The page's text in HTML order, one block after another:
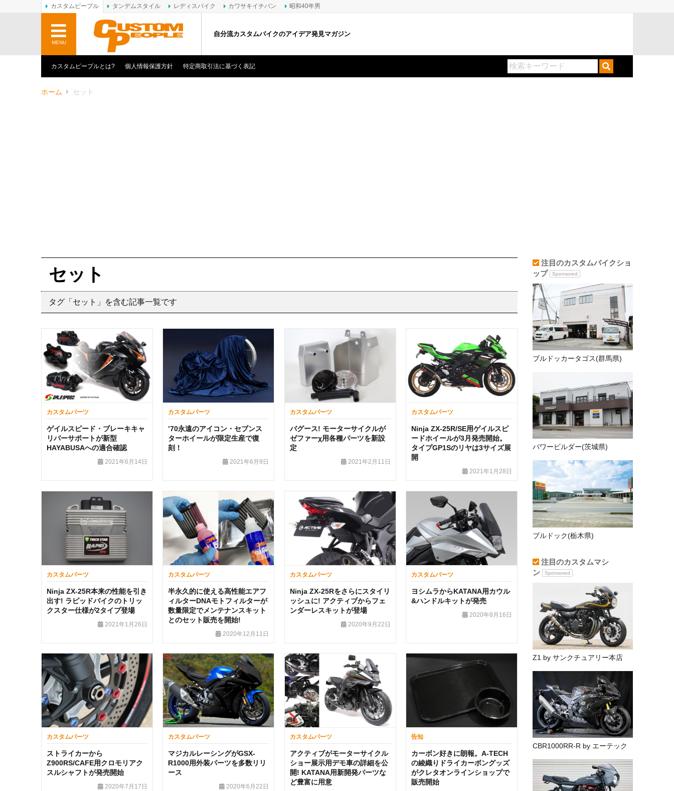
カスタムピープルとは? 個人情報保護方針 特定商取引法に基づく表記
ホーム セット
セット
タグ「セット」を含む記事一覧です
カスタムパーツ
ゲイルスピード・ブレーキキャ
リパーサポートが新型
HAYABUSAへの適合確認
2021年6月14日
カスタムパーツ
’70永遠のアイコン・セブンス
ターホイールが限定生産で復
刻！
2021年6月9日
カスタムパーツ
バグース! モーターサイクルが
ゼファーχ用各種パーツを新設
定
2021年2月11日
カスタムパーツ
Ninja ZX-25R/SE用ゲイルスピ
ードホイールが3月発売開始。
タイプGP1Sのリヤは3サイズ展
開
2021年1月28日
カスタムパーツ
Ninja ZX-25R本来の性能を引き
出す! ラピッドバイクのトリッ
クスター仕様が2タイプ登場
2021年1月26日
カスタムパーツ
半永久的に使える高性能エアフ
ィルターDNAモトフィルターが
数量限定でメンテナンスキット
とのセット販売を開始!
2020年12月11日
カスタムパーツ
Ninja ZX-25Rをさらにスタイリ
ッシュに! アクティブからフェ
ンダーレスキットが登場
2020年9月22日
カスタムパーツ
ヨシムラからKATANA用カウル
&ハンドルキットが発売
2020年8月16日
カスタムパーツ
ストライカーから
Z900RS/CAFE用クロモリアク
スルシャフトが発売開始
2020年7月17日
カスタムパーツ
マジカルレーシングがGSX-
R1000用外装パーツを多数リリ
ース
2020年6月22日
カスタムパーツ
アクティブがモーターサイクル
ショー展示用デモ車の詳細を公
開! KATANA用新開発パーツな
ど豊富に用意
告知
カーボン好きに朗報。A-TECH
の綾織りドライカーボングッズ
がクレタオンラインショップで
販売開始
注目のカスタムバイクショ
ップ
Sponsored
ブルドッカータゴス(群馬県)
パワービルダー(茨城県)
ブルドック(栃木県)
注目のカスタムマシ
ン
Sponsored
Z1 by サンクチュアリー本店
CBR1000RR-R by エーテック
カスタムピープル タンデムスタイル レディスバイク カワサキイチバン 昭和40年男
MENU
自分流カスタムバイクのアイデア発見マガジン